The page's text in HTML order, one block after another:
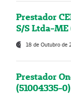
Prestador
S/S Ltda-
18 de Outubro de
Prestador
(51004335-0)